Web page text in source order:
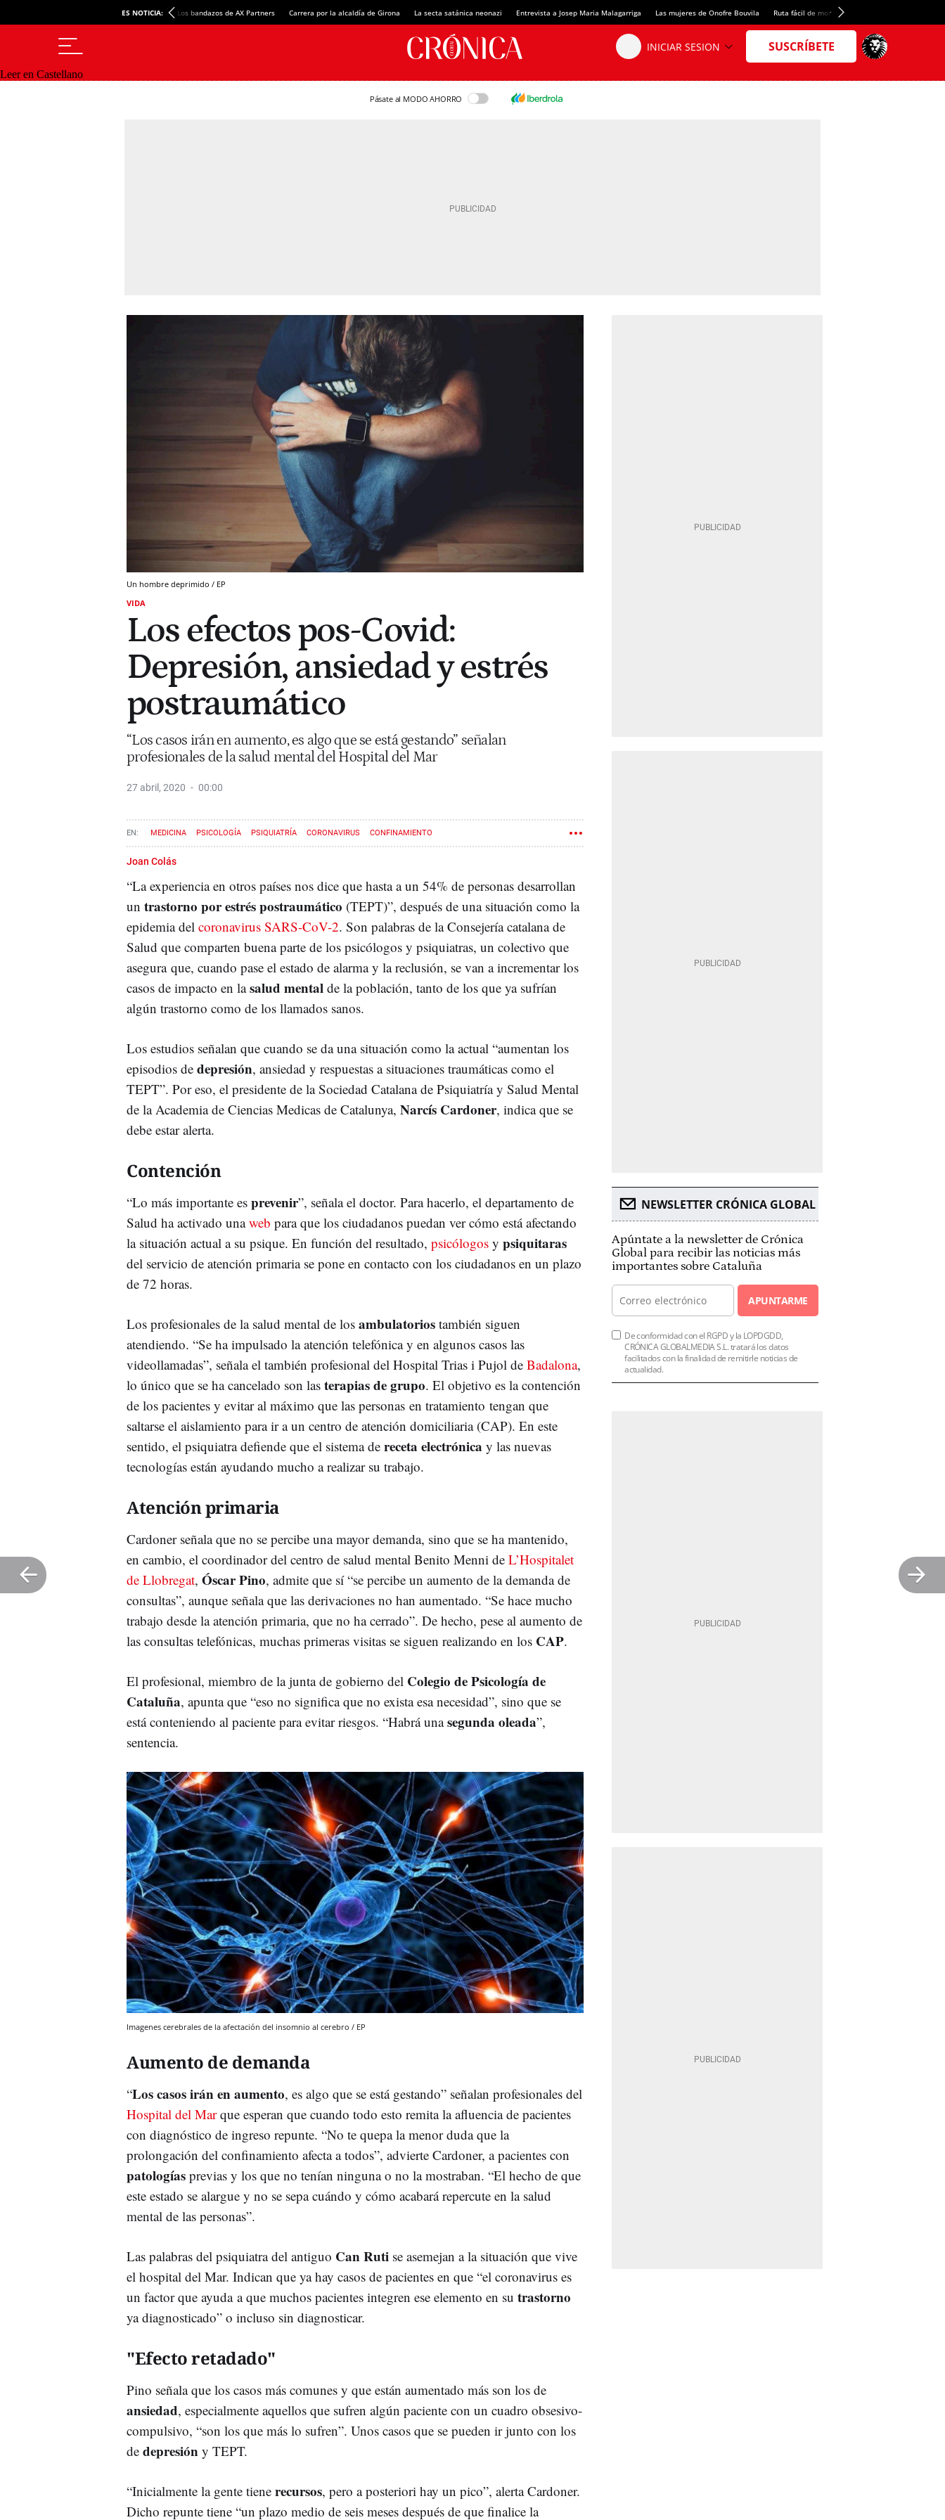
ES NOTICIA: Los bandazos de AX Partners Carrera por la alcaldía de Girona La secta satánica neonazi Entrevista a Josep Maria Malagarriga Las mujeres de Onofre Bouvila Ruta fácil de montaña
Leer en Castellano
Pásate al MODO AHORRO
Un hombre deprimido / EP
VIDA
Los efectos pos-Covid:
Depresión, ansiedad y estrés
postraumático
“Los casos irán en aumento, es algo que se está gestando” señalan
profesionales de la salud mental del Hospital del Mar
27 abril, 2020 00:00
MEDICINA PSICOLOGÍA PSIQUIATRÍA CORONAVIRUS CONFINAMIENTO
Joan Colás
“La experiencia en otros países nos dice que hasta a un 54% de personas desarrollan
un trastorno por estrés postraumático (TEPT)”, después de una situación como la
epidemia del coronavirus SARS-CoV-2. Son palabras de la Consejería catalana de
Salud que comparten buena parte de los psicólogos y psiquiatras, un colectivo que
asegura que, cuando pase el estado de alarma y la reclusión, se van a incrementar los
casos de impacto en lasalud mental de la población, tanto de los que ya sufrían
algún trastorno como de los llamados sanos.
Los estudios señalan que cuando se da una situación como la actual “aumentan los
episodios de depresión, ansiedad y respuestas a situaciones traumáticas como el
TEPT”. Por eso, el presidente de la Sociedad Catalana de Psiquiatría y Salud Mental
de la Academia de Ciencias Medicas de Catalunya, Narcís Cardoner, indica que se
debe estar alerta.
Contención
“Lo más importante es prevenir”, señala el doctor. Para hacerlo, el departamento de
Salud ha activado unaweb para que los ciudadanos puedan ver cómo está afectando
la situación actual a su psique. En función del resultado, psicólogos y psiquitaras
del servicio de atención primaria se pone en contacto con los ciudadanos en un plazo
de 72 horas.
Los profesionales de la salud mental de los ambulatorios también siguen
atendiendo. “Se ha impulsado la atención telefónica y en algunos casos las
videollamadas”, señala el también profesional del Hospital Trias i Pujol de Badalona,
lo único que se ha cancelado son las terapias de grupo. El objetivo es la contención
de los pacientes y evitar al máximo que las personas en tratamiento tengan que
saltarse el aislamiento para ir a un centro de atención domiciliaria (CAP). En este
sentido, el psiquiatra defiende que el sistema de receta electrónica y las nuevas
tecnologías están ayudando mucho a realizar su trabajo.
Atención primaria
Cardoner señala que no se percibe una mayor demanda, sino que se ha mantenido,
en cambio, el coordinador del centro de salud mental Benito Menni de L’Hospitalet
de Llobregat, Óscar Pino, admite que sí “se percibe un aumento de la demanda de
consultas”, aunque señala que las derivaciones no han aumentado. “Se hace mucho
trabajo desde la atención primaria, que no ha cerrado”. De hecho, pese al aumento de
las consultas telefónicas, muchas primeras visitas se siguen realizando en los CAP.
El profesional, miembro de la junta de gobierno del Colegio de Psicología de
Cataluña, apunta que “eso no significa que no exista esa necesidad”, sino que se
está conteniendo al paciente para evitar riesgos. “Habrá unasegunda oleada”,
sentencia.
Imagenes cerebrales de la afectación del insomnio al cerebro / EP
Aumento de demanda
“Los casos irán en aumento, es algo que se está gestando” señalan profesionales del
Hospital del Marque esperan que cuando todo esto remita la afluencia de pacientes
con diagnóstico de ingreso repunte. “No te quepa la menor duda que la
prolongación del confinamiento afecta a todos”, advierte Cardoner, a pacientes con
patologías previas y los que no tenían ninguna o no la mostraban. “El hecho de que
este estado se alargue y no se sepa cuándo y cómo acabará repercute en la salud
mental de las personas”.
Las palabras del psiquiatra del antiguo Can Ruti se asemejan a la situación que vive
el hospital del Mar. Indican que ya hay casos de pacientes en que “el coronavirus es
un factor que ayuda a que muchos pacientes integren ese elemento en su trastorno
ya diagnosticado” o incluso sin diagnosticar.
"Efecto retadado"
Pino señala que los casos más comunes y que están aumentado más son los de
ansiedad, especialmente aquellos que sufren algún paciente con un cuadro obsesivo-
compulsivo, “son los que más lo sufren”. Unos casos que se pueden ir junto con los
de depresión y TEPT.
“Inicialmente la gente tiene recursos, pero a posteriori hay un pico”, alerta Cardoner.
Dicho repunte tiene “un plazo medio de seis meses después de que finalice la
NEWSLETTER CRÓNICA GLOBAL
Apúntate a la newsletter de Crónica
Global para recibir las noticias más
importantes sobre Cataluña
APUNTARME
De conformidad con el RGPD y la LOPDGDD,
CRÓNICA GLOBALMEDIA S.L. tratará los datos
facilitados con la finalidad de remitirle noticias de
actualidad.